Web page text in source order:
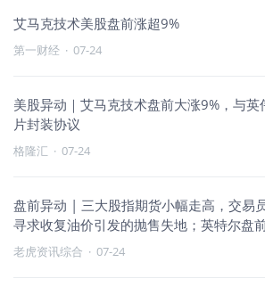
艾马克技术美股盘前涨超9%
第一财经 · 07-24
美股异动｜艾马克技术盘前大涨9%，与
片封装协议
格隆汇 · 07-24
盘前异动 | 三大股指期货小幅走高，交易
寻求收复油价引发的抛售失地；英特尔盘
升逾4%，艾马克大涨超9%，SAP升逾6%，
老虎资讯综合 · 07-24